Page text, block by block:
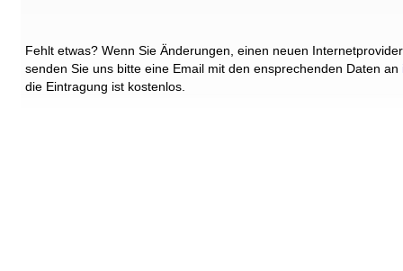
Fehlt etwas? Wenn Sie Änderungen, einen neuen
senden Sie uns bitte eine Email mit den ensprechenden Daten an
die Eintragung ist kostenlos.